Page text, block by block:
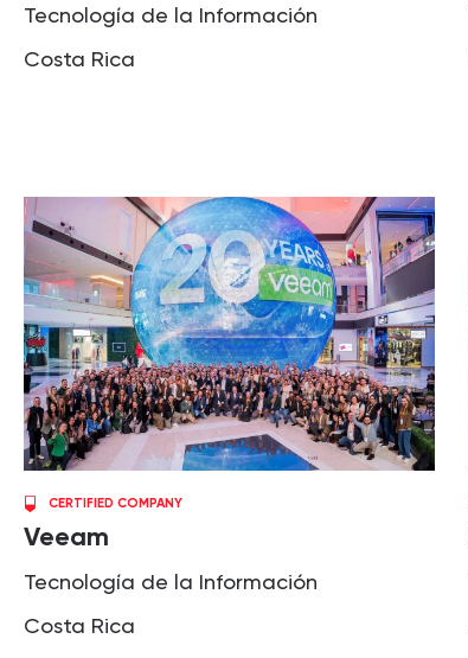
Tecnología de la Información
Costa Rica
CERTIFIED COMPANY
Veeam
Tecnología de la Información
Costa Rica